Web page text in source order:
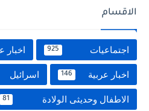
الاقسام
اجتماعيات 925 اخبار
اخبار عربية 146 اسرائيل
الاطفال وحديثى الولادة 81